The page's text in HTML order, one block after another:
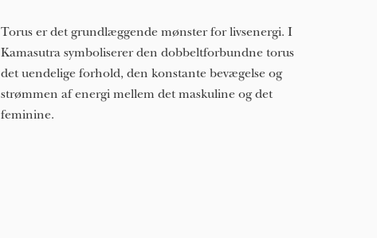
Torus er det grundlæggende mønster for livsenergi. I
Kamasutra symboliserer den dobbeltforbundne torus
det uendelige forhold, den konstante bevægelse og
strømmen af ​​energi mellem det maskuline og det
feminine.